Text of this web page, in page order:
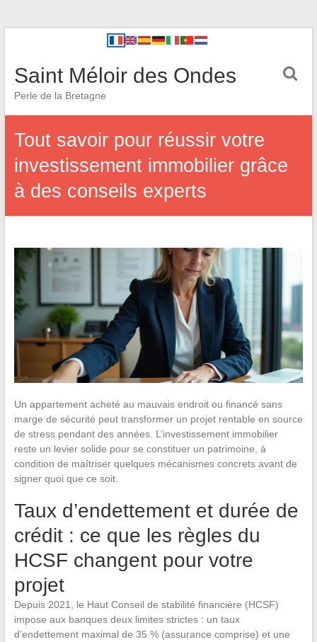
Saint Méloir des Ondes
Perle de la Bretagne
Tout savoir pour réussir votre
investissement immobilier grâce
à des conseils experts
Un appartement acheté au mauvais endroit ou financé sans
marge de sécurité peut transformer un projet rentable en source
de stress pendant des années. L’investissement immobilier
reste un levier solide pour se constituer un patrimoine, à
condition de maîtriser quelques mécanismes concrets avant de
signer quoi que ce soit.
Taux d’endettement et durée de
crédit : ce que les règles du
HCSF changent pour votre
projet
Depuis 2021, le Haut Conseil de stabilité financière (HCSF)
impose aux banques deux limites strictes : un taux
d’endettement maximal de 35 % (assurance comprise) et une